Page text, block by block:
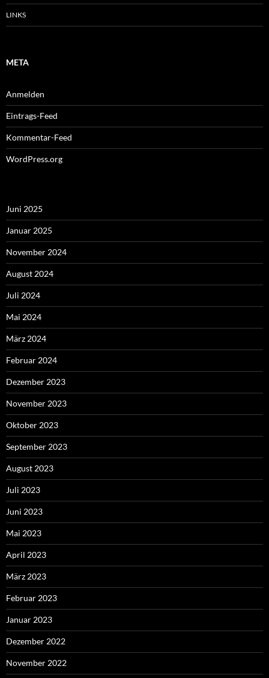
LINKS
META
Anmelden
Eintrags-Feed
Kommentar-Feed
WordPress.org
Juni 2025
Januar 2025
November 2024
August 2024
Juli 2024
Mai 2024
März 2024
Februar 2024
Dezember 2023
November 2023
Oktober 2023
September 2023
August 2023
Juli 2023
Juni 2023
Mai 2023
April 2023
März 2023
Februar 2023
Januar 2023
Dezember 2022
November 2022